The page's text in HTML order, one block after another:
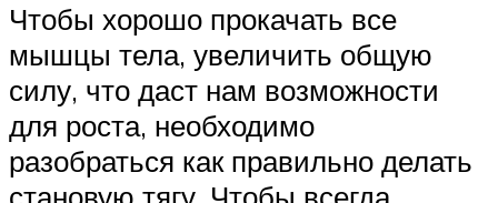
Чтобы хорошо прокачать все
мышцы тела, увеличить общую
силу, что даст нам возможности
для роста, необходимо
разобраться как правильно делать